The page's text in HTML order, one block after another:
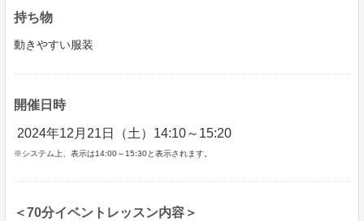
持ち物
動きやすい服装
開催日時
2024年12月21日（土）14:10～15:20
※システム上、表示は14:00～15:30と表示されます。
＜70分イベントレッスン内容＞